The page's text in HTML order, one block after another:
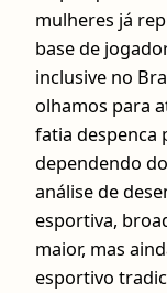
mulheres já
base de
inclusive no
olhamos para
fatia despenca
dependendo
análise de
esportiva,
maior, mas
esportivo